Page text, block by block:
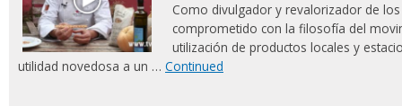
Como divulgador y revalorizador de
comprometido con la filosofía del
utilización de productos locales y
utilidad novedosa a un … Continued